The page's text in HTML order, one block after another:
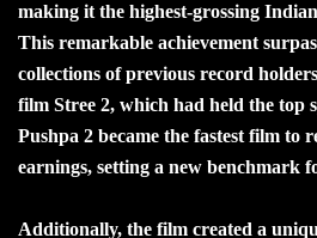
making it the highest-grossing
This remarkable achievement
collections of previous record
film Stree 2, which had held the top
Pushpa 2 became the fastest film to
earnings, setting a new benchmark
Additionally, the film created a